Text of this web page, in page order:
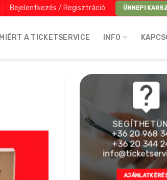
Bejelentkezés / Regisztráció ÜNNEPI
MIÉRT A TICKETSERVICE INFO
+36 20 968
+36 20 344